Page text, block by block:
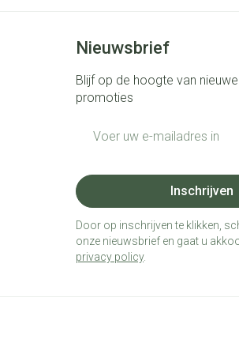
Nieuwsbrief
Blijf op de hoogte van
promoties
Inschrijven
Door op inschrijven te klikken,
onze nieuwsbrief en gaat u
privacy policy.